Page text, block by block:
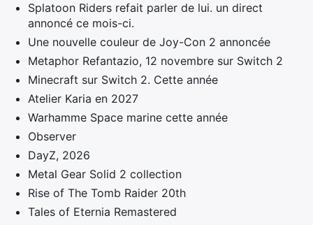
Splatoon Riders refait parler de lui. un direct
annoncé ce mois-ci.
Une nouvelle couleur de Joy-Con 2 annoncée
Metaphor Refantazio, 12 novembre sur Switch 2
Minecraft sur Switch 2. Cette année
Atelier Karia en 2027
Warhamme Space marine cette année
Observer
DayZ, 2026
Metal Gear Solid 2 collection
Rise of The Tomb Raider 20th
Tales of Eternia Remastered